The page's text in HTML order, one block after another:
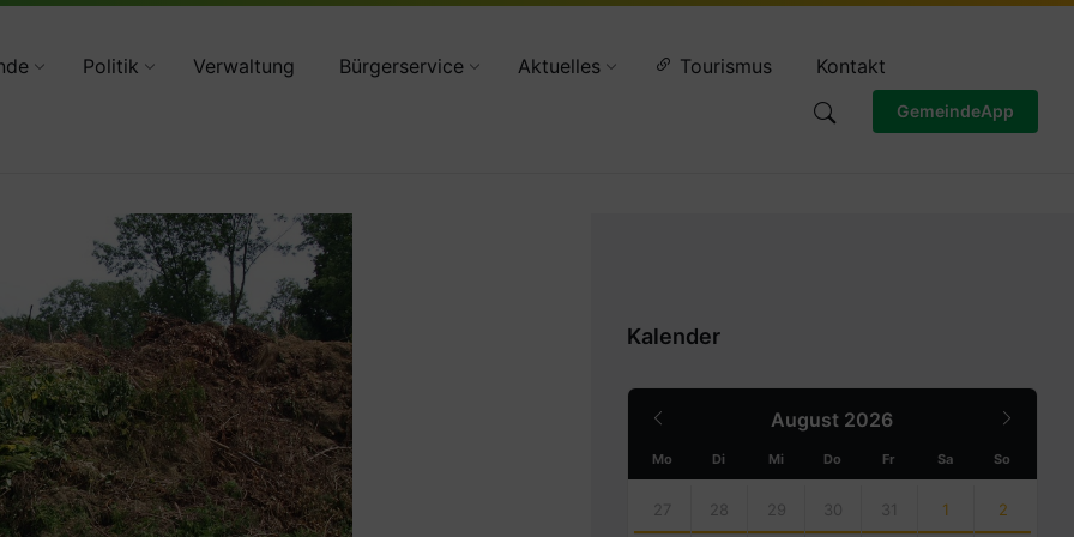
Politik Verwaltung Bürgerservice Aktuelles Tourismus Kontakt
GemeindeApp
Kalender
August 2026
Month
Mo Di Mi Do Fr Sa So
calendar
days
27 28 29 30 31 1 2